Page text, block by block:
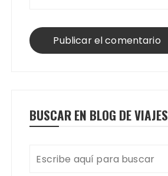
BUSCAR EN BLOG DE VIAJES